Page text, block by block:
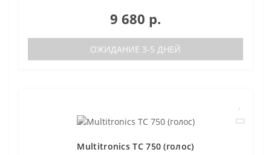
9 680 р.
ОЖИДАНИЕ 3-5 ДНЕЙ
Multitronics TC 750 (голос)